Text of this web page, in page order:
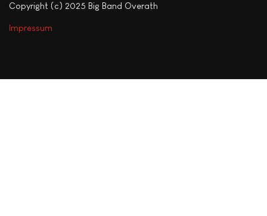
Copyright (c) 2025 Big Band Overath
Impressum